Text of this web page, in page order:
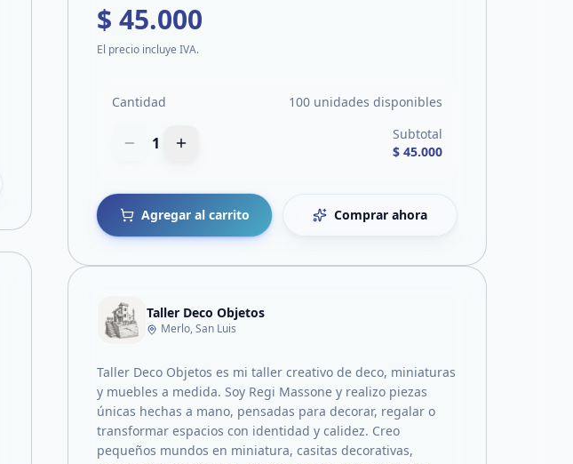
$ 45.000
El precio incluye IVA.
Cantidad 100 unidades disponibles
1
Subtotal
$ 45.000
Agregar al carrito Comprar ahora
Taller Deco Objetos
Merlo, San Luis
Taller Deco Objetos es mi taller creativo de deco, miniaturas
y muebles a medida. Soy Regi Massone y realizo piezas
únicas hechas a mano, pensadas para decorar, regalar o
transformar espacios con identidad y calidez. Creo
pequeños mundos en miniatura, casitas decorativas,